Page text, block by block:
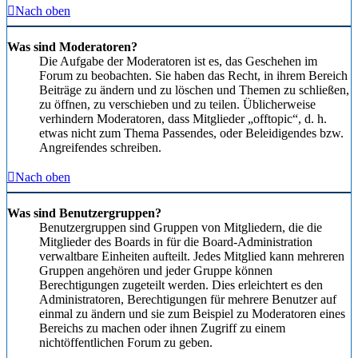
Nach oben
Was sind Moderatoren?
Die Aufgabe der Moderatoren ist es, das Geschehen im
Forum zu beobachten. Sie haben das Recht, in ihrem Bereich
Beiträge zu ändern und zu löschen und Themen zu schließen,
zu öffnen, zu verschieben und zu teilen. Üblicherweise
verhindern Moderatoren, dass Mitglieder „offtopic“, d. h.
etwas nicht zum Thema Passendes, oder Beleidigendes bzw.
Angreifendes schreiben.
Nach oben
Was sind Benutzergruppen?
Benutzergruppen sind Gruppen von Mitgliedern, die die
Mitglieder des Boards in für die Board-Administration
verwaltbare Einheiten aufteilt. Jedes Mitglied kann mehreren
Gruppen angehören und jeder Gruppe können
Berechtigungen zugeteilt werden. Dies erleichtert es den
Administratoren, Berechtigungen für mehrere Benutzer auf
einmal zu ändern und sie zum Beispiel zu Moderatoren eines
Bereichs zu machen oder ihnen Zugriff zu einem
nichtöffentlichen Forum zu geben.